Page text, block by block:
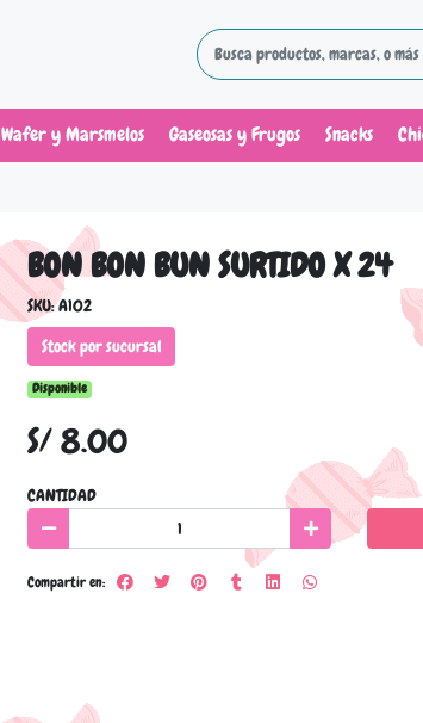
Wafer y Marsmelos Gaseosas y Frugos Snacks
BON BON BUN SURTIDO X 24
SKU: A102
Stock por sucursal
Disponible
S/ 8.00
CANTIDAD
Compartir en: